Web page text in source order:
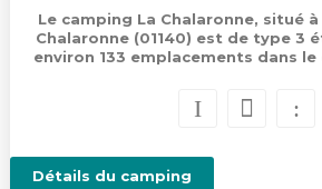
Le camping La Chalaronne, situé
Chalaronne (01140) est de type 3
environ 133 emplacements dans
Détails du camping